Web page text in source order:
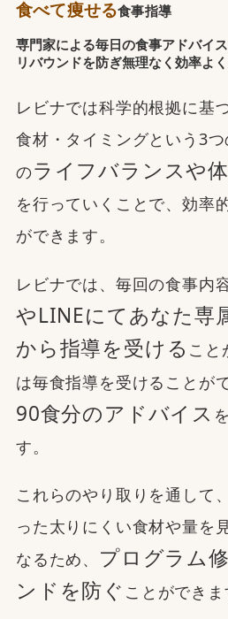
食べて痩せる食事指導
専門家による毎日の食事アドバイス
リバウンドを防ぎ無理なく効率よく
レビナでは科学的根拠に基
食材・タイミングという3
のライフバランスや
を行っていくことで、効率
ができます。
レビナでは、毎回の食事内
やLINEにてあなた専
から指導を受ける こと
は毎食指導を受けることが
90食分のアドバイス
す。
これらのやり取りを通して
った太りにくい食材や量を
なるため、 プログラム
ンドを防ぐ ことができま